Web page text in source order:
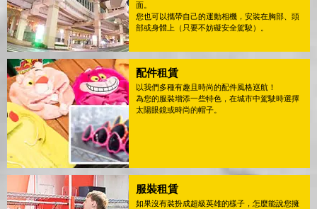
面。
您也可以攜帶自己的運動相機，安裝在胸部、頭
部或身體上（只要不妨礙安全駕駛）。
配件租賃
以我們多種有趣且時尚的配件風格巡航！
為您的服裝增添一些特色，在城市中駕駛時選擇
太陽眼鏡或時尚的帽子。
服裝租賃
如果沒有裝扮成超級英雄的樣子，怎麼能說您擁